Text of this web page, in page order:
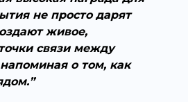
не просто дарят
живое,
связи между
о том, как